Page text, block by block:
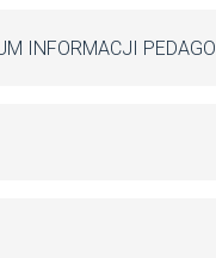
INFORMACJI